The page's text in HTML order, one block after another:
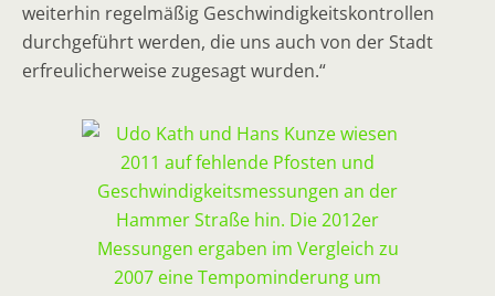
weiterhin regelmäßig Geschwindigkeitskontrollen
durchgeführt werden, die uns auch von der Stadt
erfreulicherweise zugesagt wurden.“